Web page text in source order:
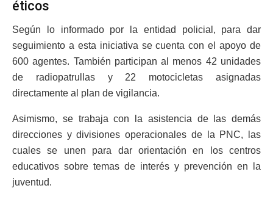
éticos
Según lo informado por la entidad policial, para dar
seguimiento a esta iniciativa se cuenta con el apoyo de
600 agentes. También participan al menos 42 unidades
de radiopatrullas y 22 motocicletas asignadas
directamente al plan de vigilancia.
Asimismo, se trabaja con la asistencia de las demás
direcciones y divisiones operacionales de la PNC, las
cuales se unen para dar orientación en los centros
educativos sobre temas de interés y prevención en la
juventud.